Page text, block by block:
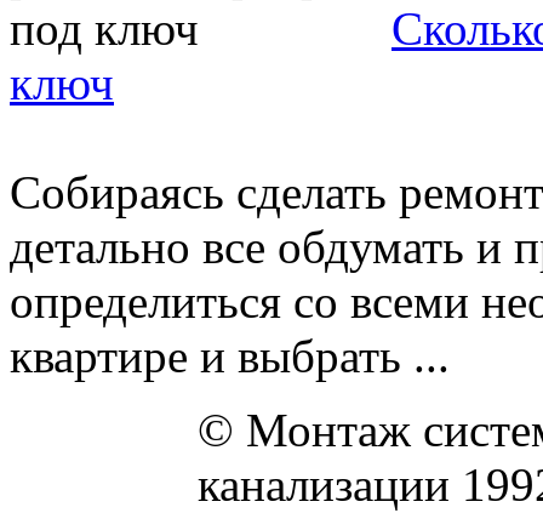
ключ
Собираясь сделать
детально все обдумать и
определиться со всеми
квартире и выбрать ...
© Монтаж
канализации